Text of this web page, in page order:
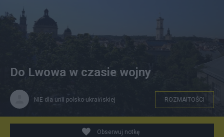
NIE dla unii polsko-ukraińskiej
Do Lwowa w czasie wojny
NIE dla unii polsko-ukraińskiej ROZMAITOŚCI
Obserwuj notkę